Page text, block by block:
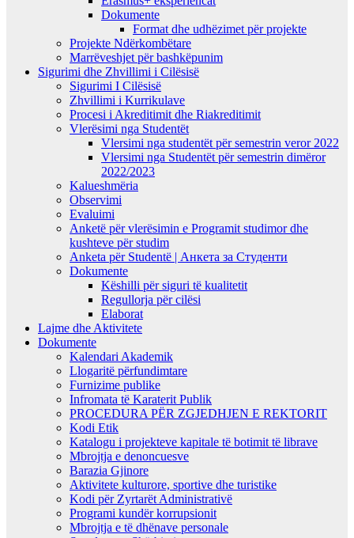
Dokumente
Format dhe udhëzimet për projekte
Projekte Ndërkombëtare
Marrëveshjet për bashkëpunim
Sigurimi dhe Zhvillimi i Cilësisë
Sigurimi I Cilësisë
Zhvillimi i Kurrikulave
Procesi i Akreditimit dhe Riakreditimit
Vlerësimi nga Studentët
Vlersimi nga studentët për semestrin veror 2022
Vlersimi nga Studentët për semestrin dimëror
2022/2023
Kalueshmëria
Observimi
Evaluimi
Anketë për vlerësimin e Programit studimor dhe
kushteve për studim
Anketa për Studentë | Анкета за Студенти
Dokumente
Këshilli për siguri të kualitetit
Regullorja për cilësi
Elaborat
Lajme dhe Aktivitete
Dokumente
Kalendari Akademik
Llogaritë përfundimtare
Furnizime publike
Infromata të Karaterit Publik
PROCEDURA PËR ZGJEDHJEN E REKTORIT
Kodi Etik
Katalogu i projekteve kapitale të botimit të librave
Mbrojtja e denoncuesve
Barazia Gjinore
Aktivitete kulturore, sportive dhe turistike
Kodi për Zyrtarët Administrativë
Programi kundër korrupsionit
Mbrojtja e të dhënave personale